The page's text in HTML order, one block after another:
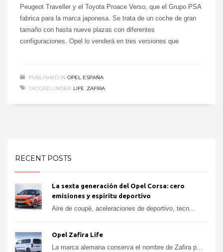
Peugeot Traveller y el Toyota Proace Verso, que el Grupo PSA
fabrica para la marca japonesa. Se trata de un coche de gran
tamaño con hasta nueve plazas con diferentes
configuraciones. Opel lo venderá en tres versiones que
PUBLISHED IN OPEL ESPAÑA
TAGGED UNDER: LIFE, ZAFIRA
RECENT POSTS
La sexta generación del Opel Corsa: cero
emisiones y espíritu deportivo
Aire de coupé, aceleraciones de deportivo, tecn...
Opel Zafira Life
La marca alemana conserva el nombre de Zafira p...